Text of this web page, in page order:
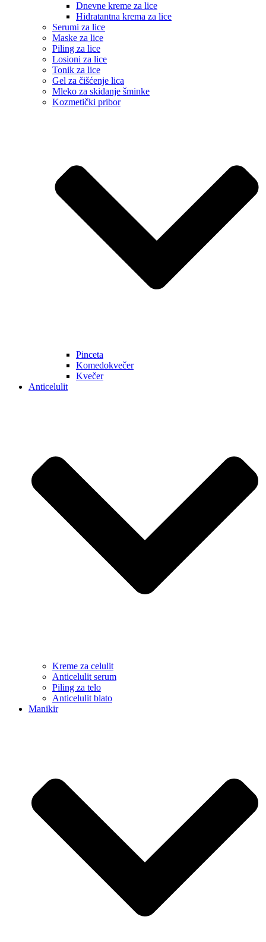
Dnevne kreme za lice
Hidratantna krema za lice
Serumi za lice
Maske za lice
Piling za lice
Losioni za lice
Tonik za lice
Gel za čišćenje lica
Mleko za skidanje šminke
Kozmetički pribor
Pinceta
Komedokvečer
Kvečer
Anticelulit
Kreme za celulit
Anticelulit serum
Piling za telo
Anticelulit blato
Manikir